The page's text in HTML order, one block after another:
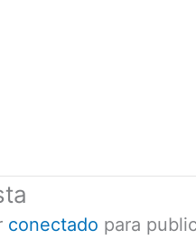
conectado para